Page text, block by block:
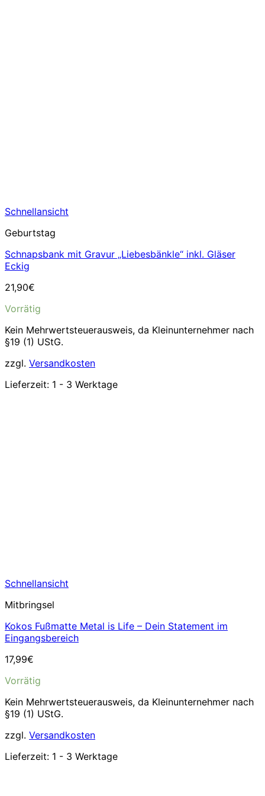
Schnellansicht
Geburtstag
Schnapsbank mit Gravur „Liebesbänkle“ inkl. Gläser
Eckig
21,90€
Vorrätig
Kein Mehrwertsteuerausweis, da Kleinunternehmer nach
§19 (1) UStG.
zzgl. Versandkosten
Lieferzeit: 1 - 3 Werktage
Schnellansicht
Mitbringsel
Kokos Fußmatte Metal is Life – Dein Statement im
Eingangsbereich
17,99€
Vorrätig
Kein Mehrwertsteuerausweis, da Kleinunternehmer nach
§19 (1) UStG.
zzgl. Versandkosten
Lieferzeit: 1 - 3 Werktage